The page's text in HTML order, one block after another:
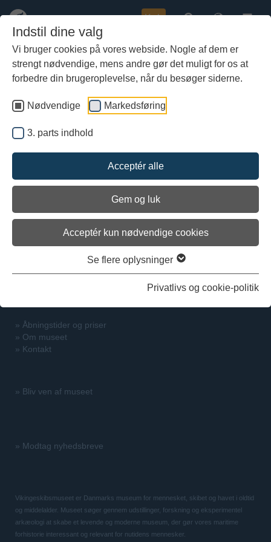
Indstil dine valg
Vi bruger cookies på vores webside. Nogle af dem er
strengt nødvendige, mens andre gør det muligt for os at
forbedre din brugeroplevelse, når du besøger siderne.
Nødvendige Markedsføring
3. parts indhold
Acceptér alle
Gem og luk
Acceptér kun nødvendige cookies
Se flere oplysninger
Privatlivs og cookie-politik
indhold
Køb
Marinarkæologien på film
Indlæs 3. parts indhold
Se indstillinger
» Åbningstider og priser
» Om museet
» Kontakt
» Bliv ven af museet
» Modtag nyhedsbreve
Vikingeskibsmuseet er Danmarks museum for mennesket, skibet og havet i oldtid
og middelalder. Museet søger gennem udstillinger, forskning og eksperimentel
arkæologi at skabe et levende og moderne museum, der gør vores maritime
forhistorie interessant og relevant for nutidens mennesker.